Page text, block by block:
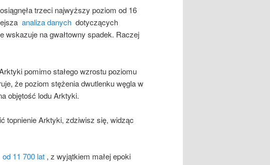
trzeci najwyższy poziom od 16
analiza danych dotyczących
wskazuje na gwałtowny spadek. Raczej
pomimo stałego wzrostu poziomu
że poziom stężenia dwutlenku węgla w
objętość lodu Arktyki.
topnienie Arktyki, zdziwisz się, widząc
od 11 700 lat , z wyjątkiem małej epoki